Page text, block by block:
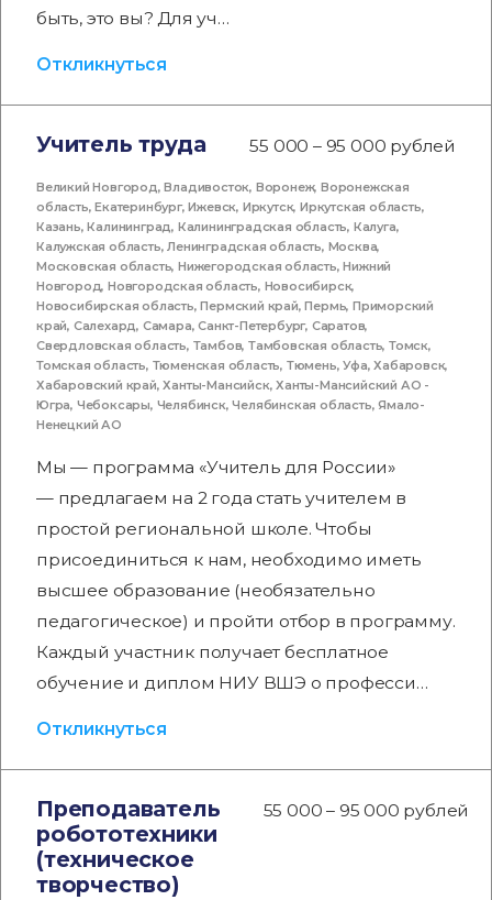
быть, это вы? Для уч…
Откликнуться
Учитель труда 55 000 – 95 000 рублей
Великий Новгород,Владивосток, Воронеж,Воронежская
область,Екатеринбург,Ижевск, Иркутск,Иркутская область,
Казань,Калининград, Калининградская область, Калуга,
Калужская область,Ленинградская область, Москва,
Московская область,Нижегородская область,Нижний
Новгород,Новгородская область, Новосибирск,
Новосибирская область,Пермский край,Пермь,Приморский
край, Салехард, Самара,Санкт-Петербург, Саратов,
Свердловская область, Тамбов,Тамбовская область,Томск,
Томская область, Тюменская область, Тюмень,Уфа,Хабаровск,
Хабаровский край,Ханты-Мансийск,Ханты-Мансийский АО -
Югра, Чебоксары, Челябинск,Челябинская область,Ямало-
Ненецкий АО
Мы — программа «Учитель для России»
— предлагаем на 2 года стать учителем в
простой региональной школе. Чтобы
присоединиться к нам, необходимо иметь
высшее образование (необязательно
педагогическое) и пройти отбор в программу.
Каждый участник получает бесплатное
обучение и диплом НИУ ВШЭ о професси…
Откликнуться
Преподаватель
робототехники
(техническое
творчество)
55 000 – 95 000 рублей